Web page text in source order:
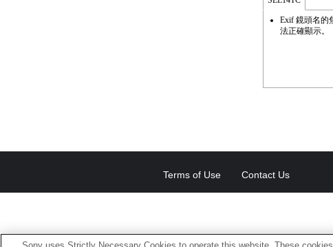
Exif 鏡頭名的
法正確顯示。
Terms of Use Contact Us